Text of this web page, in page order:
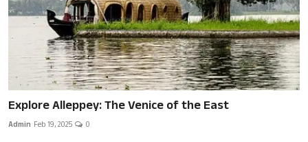
Explore Alleppey: The Venice of the East
Admin Feb 19, 2025 0